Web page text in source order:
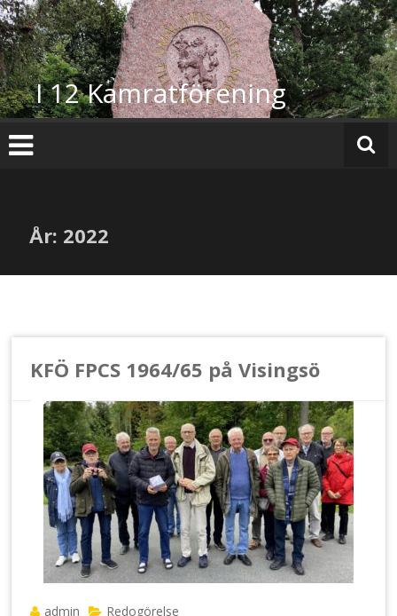
Hoppa
till
innehåll
I 12 Kamratförening
År: 2022
KFÖ FPCS 1964/65 på Visingsö
admin Redogörelse